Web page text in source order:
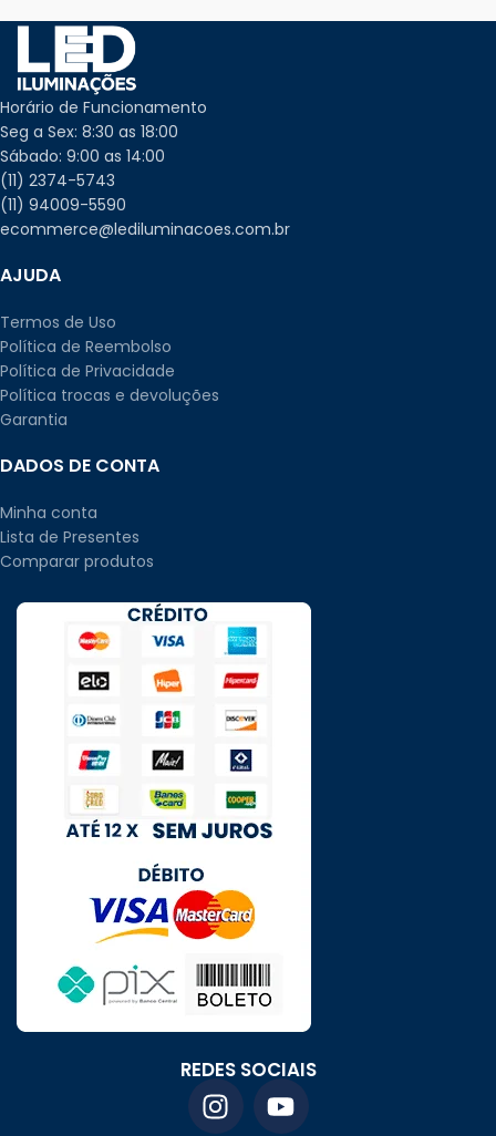
Horário de Funcionamento
Seg a Sex: 8:30 as 18:00
Sábado: 9:00 as 14:00
(11) 2374-5743
(11) 94009-5590
ecommerce@lediluminacoes.com.br
AJUDA
Termos de Uso
Política de Reembolso
Política de Privacidade
Política trocas e devoluções
Garantia
DADOS DE CONTA
Minha conta
Lista de Presentes
Comparar produtos
REDES SOCIAIS